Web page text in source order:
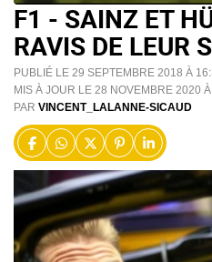
F1 - SAINZ ET
RAVIS DE LEUR
PUBLIÉ LE 29 SEPTEMBRE 2018 À
MIS À JOUR LE 28 NOVEMBRE 2020
PAR VINCENT_LALANNE-SICAUD